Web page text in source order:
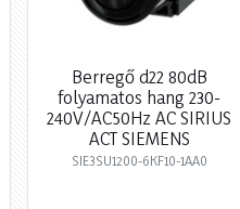
Berregő d22 80dB
folyamatos hang 230-
240V/AC50Hz AC SIRIUS
ACT SIEMENS
SIE3SU1200-6KF10-1AA0